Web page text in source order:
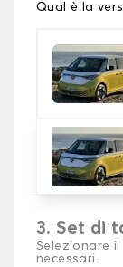
Qual è la
2.
Scegli il
3. Set di
Selezionare
necessari.